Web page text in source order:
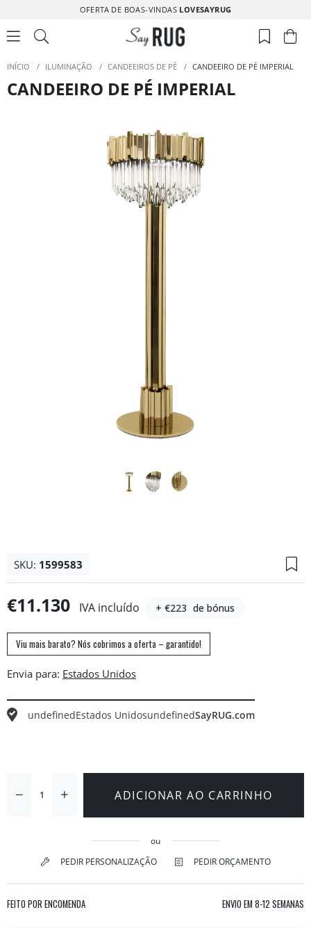
OFERTA DE BOAS-VINDAS LOVESAYRUG
INÍCIO / ILUMINAÇÃO / CANDEEIROS DE PÉ / CANDEEIRO DE PÉ IMPERIAL
CANDEEIRO DE PÉ IMPERIAL
SKU: 1599583
€11.130 IVA incluído + €223 de bónus
Viu mais barato? Nós cobrimos a oferta – garantido!
Envia para:
undefinedEstados UnidosundefinedSayRUG.com
ADICIONAR AO CARRINHO
ou
PEDIR PERSONALIZAÇÃO
PEDIR ORÇAMENTO
FEITO POR ENCOMENDA ENVIO EM 8-12 SEMANAS